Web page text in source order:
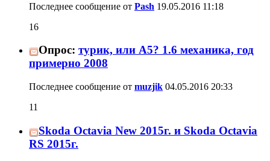
Последнее сообщение от Pash 19.05.2016 11:18
16
Опрос: турик, или А5? 1.6 механика, год
примерно 2008
Последнее сообщение от muzjik 04.05.2016 20:33
11
Skoda Octavia New 2015г. и Skoda Octavia
RS 2015г.